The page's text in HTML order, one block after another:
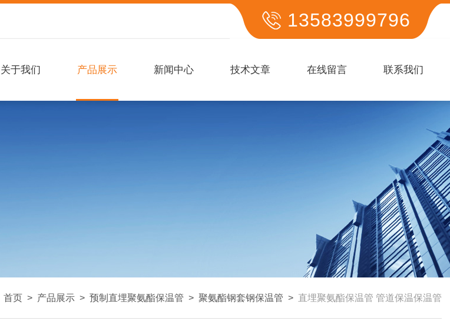
13583999796
关于我们 产品展示 新闻中心 技术文章 在线留言 联系我们
首页 > 产品展示 > 预制直埋聚氨酯保温管 > 聚氨酯钢套钢保温管 > 直埋聚氨酯保温管 管道保温保温管